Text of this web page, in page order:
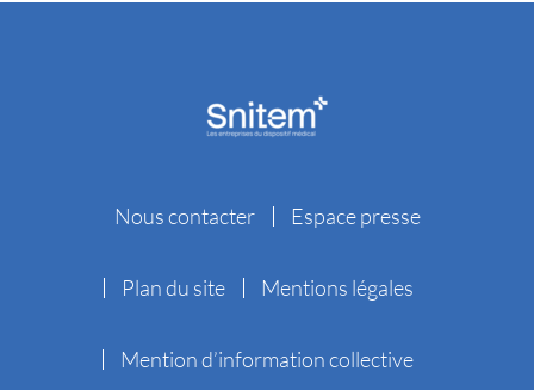
Nous contacter Espace presse
Plan du site Mentions légales
Mention d’information collective